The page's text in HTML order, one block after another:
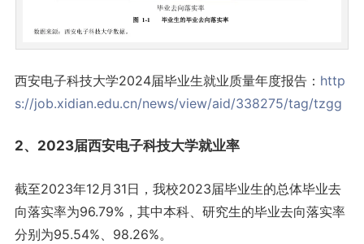
西安电子科技大学2024届毕业生就业质量年度报告： http
s://job.xidian.edu.cn/news/view/aid/338275/tag/tzgg
2、2023届西安电子科技大学就业率
截至2023年12月31日，我校2023届毕业生的总体毕业去
向落实率为96.79%，其中本科、研究生的毕业去向落实率
分别为95.54%、98.26%。